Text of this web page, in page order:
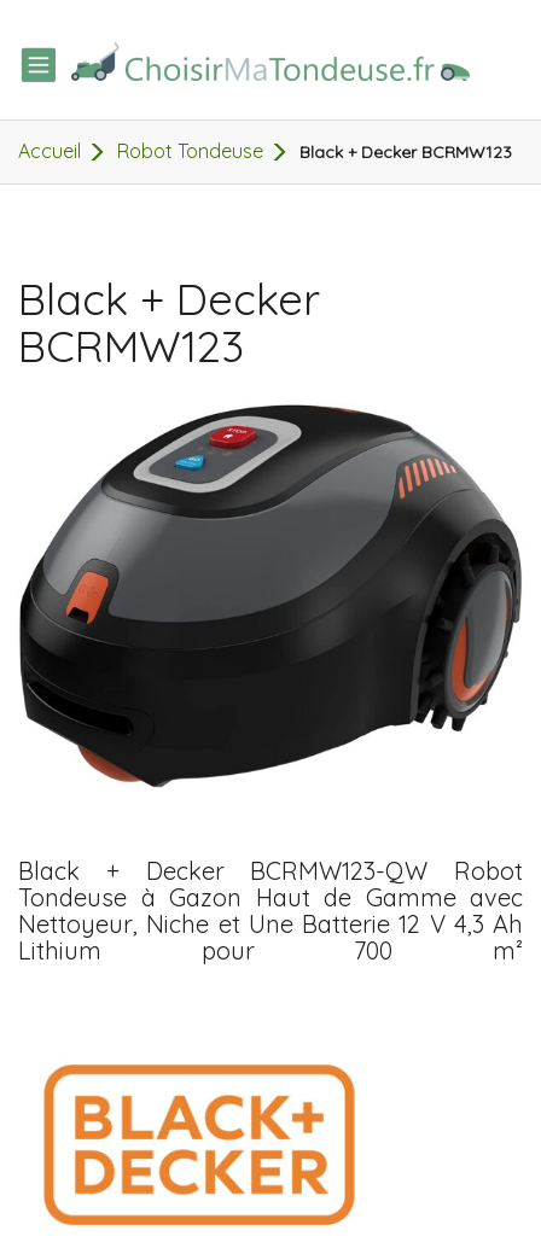
TOGGLE
NAVIGATION
Accueil Robot Tondeuse Black + Decker BCRMW123
Black + Decker
BCRMW123
Black + Decker BCRMW123-QW Robot
Tondeuse à Gazon Haut de Gamme avec
Nettoyeur, Niche et Une Batterie 12 V 4,3 Ah
Lithium pour 700 m²